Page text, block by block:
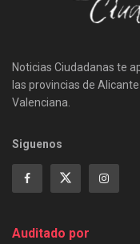
Noticias Ciudadanas te
las provincias de
Valenciana.
Siguenos
Auditado por